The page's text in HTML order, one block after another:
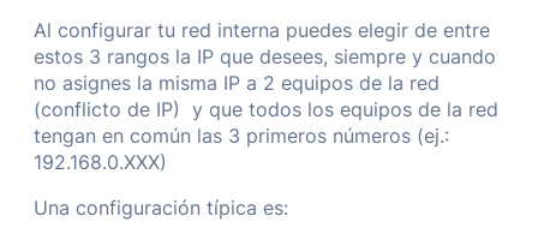
Al configurar tu red interna puedes elegir de entre
estos 3 rangos la IP que desees, siempre y cuando
no asignes la misma IP a 2 equipos de la red
(conflicto de IP) y que todos los equipos de la red
tengan en común las 3 primeros números (ej.:
192.168.0.XXX)
Una configuración típica es: